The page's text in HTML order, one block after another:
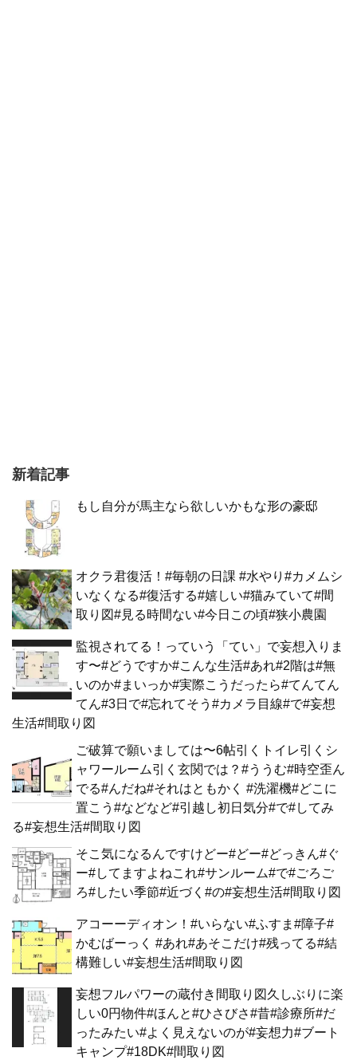
新着記事
もし自分が馬主なら欲しいかもな形の豪邸
オクラ君復活！#毎朝の日課 #水やり#カメムシ
いなくなる#復活する#嬉しい#猫みていて#間
取り図#見る時間ない#今日この頃#狭小農園
監視されてる！っていう「てい」で妄想入りま
す〜#どうですか#こんな生活#あれ#2階は#無
いのか#まいっか#実際こうだったら#てんてん
てん#3日で#忘れてそう#カメラ目線#で#妄想
生活#間取り図
ご破算で願いましては〜6帖引くトイレ引くシ
ャワールーム引く玄関では？#ううむ#時空歪ん
でる#んだね#それはともかく #洗濯機#どこに
置こう#などなど#引越し初日気分#で#してみ
る#妄想生活#間取り図
そこ気になるんですけどー#どー#どっきん#ぐ
ー#してますよねこれ#サンルーム#で#ごろご
ろ#したい季節#近づく#の#妄想生活#間取り図
アコーーディオン！#いらない#ふすま#障子#
かむばーっく #あれ#あそこだけ#残ってる#結
構難しい#妄想生活#間取り図
妄想フルパワーの蔵付き間取り図久しぶりに楽
しい0円物件#ほんと#ひさびさ#昔#診療所#だ
ったみたい#よく見えないのが#妄想力#ブート
キャンプ#18DK#間取り図